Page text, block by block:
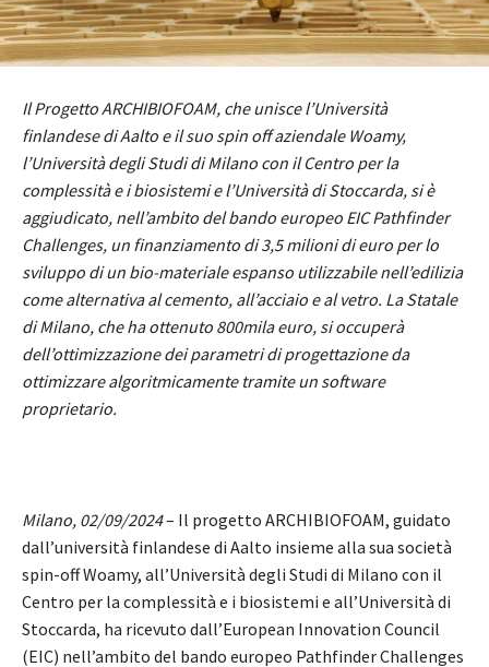
Il Progetto ARCHIBIOFOAM, che unisce l’Università
finlandese di Aalto e il suo spin off aziendale Woamy,
l’Università degli Studi di Milano con il Centro per la
complessità e i biosistemi e l’Università di Stoccarda, si è
aggiudicato, nell’ambito del bando europeo EIC Pathfinder
Challenges, un finanziamento di 3,5 milioni di euro per lo
sviluppo di un bio-materiale espanso utilizzabile nell’edilizia
come alternativa al cemento, all’acciaio e al vetro. La Statale
di Milano, che ha ottenuto 800mila euro, si occuperà
dell’ottimizzazione dei parametri di progettazione da
ottimizzare algoritmicamente tramite un software
proprietario.
Milano, 02/09/2024– Il progetto ARCHIBIOFOAM, guidato
dall’università finlandese di Aalto insieme alla sua società
spin-off Woamy, all’Università degli Studi di Milano con il
Centro per la complessità e i biosistemi e all’Università di
Stoccarda, ha ricevuto dall’European Innovation Council
(EIC) nell’ambito del bando europeo Pathfinder Challenges